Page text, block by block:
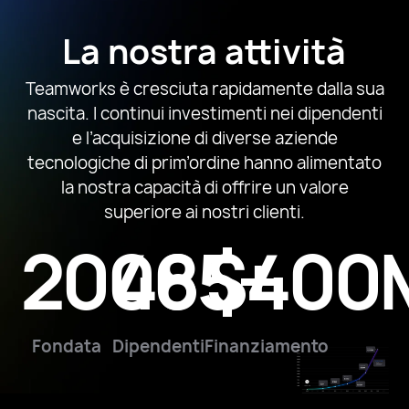
La nostra attività
Teamworks è cresciuta rapidamente dalla sua
nascita. I continui investimenti nei dipendenti
e l’acquisizione di diverse aziende
tecnologiche di prim’ordine hanno alimentato
la nostra capacità di offrire un valore
superiore ai nostri clienti.
2006
Fondata
485+
DipendentiFinanziamento